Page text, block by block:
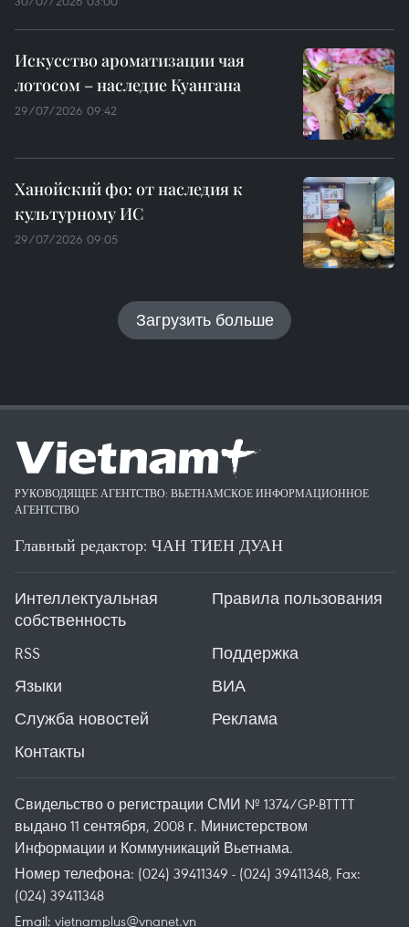
Искусство ароматизации чая
лотосом – наследие Куангана
29/07/2026 09:42
Ханойский фо: от наследия к
культурному ИС
29/07/2026 09:05
Загрузить больше
РУКОВОДЯЩЕЕ АГЕНТСТВО: ВЬЕТНАМСКОЕ ИНФОРМАЦИОННОЕ
АГЕНТСТВО
Главный редактор: ЧАН ТИЕН ДУАН
Интеллектуальная
собственность
Правила пользования
RSS
Поддержка
Языки
ВИА
Служба новостей
Реклама
Контакты
Свидельство о регистрации СМИ № 1374/GP-BTTTT
выдано 11 сентября, 2008 г. Министерством
Информации и Коммуникаций Вьетнама.
Номер телефона: (024) 39411349 - (024) 39411348, Fax:
(024) 39411348
Email: vietnamplus@vnanet.vn